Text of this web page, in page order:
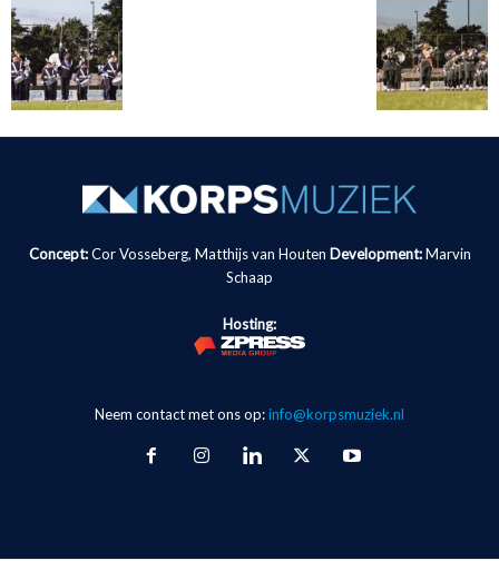
Concept:Cor Vosseberg, Matthijs van Houten Development: Marvin
Schaap
Hosting:
Neem contact met ons op:info@korpsmuziek.nl